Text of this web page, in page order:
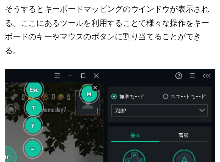
そうするとキーボードマッピングのウインドウが表示され
る。ここにあるツールを利用することで様々な操作をキー
ボードのキーやマウスのボタンに割り当てることができ
る。